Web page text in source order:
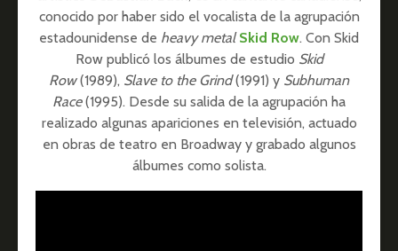
conocido por haber sido el vocalista de la agrupación
estadounidense de heavy metal Skid Row. Con Skid
Row publicó los álbumes de estudio Skid
Row(1989), Slave to the Grind(1991) y Subhuman
Race(1995). Desde su salida de la agrupación ha
realizado algunas apariciones en televisión, actuado
en obras de teatro en Broadway y grabado algunos
álbumes como solista.